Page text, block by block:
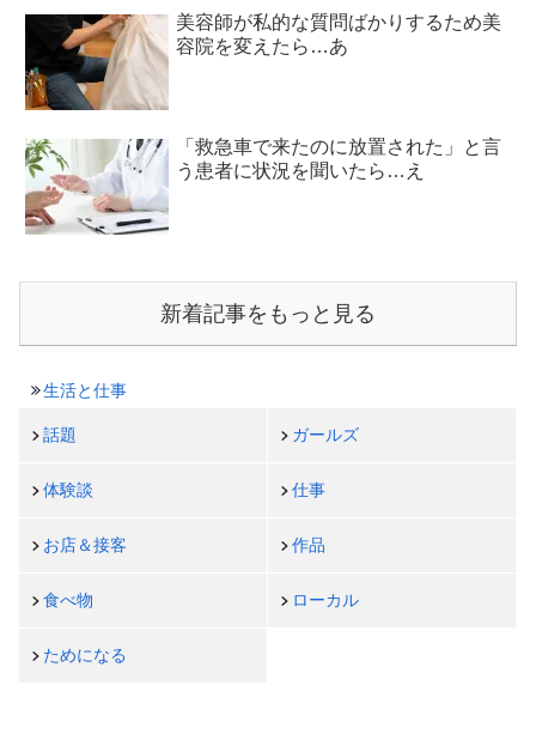
美容師が私的な質問ばかりするため美
容院を変えたら…あ
「救急車で来たのに放置された」と言
う患者に状況を聞いたら…え
新着記事をもっと見る
生活と仕事
話題 ガールズ
体験談 仕事
お店＆接客 作品
食べ物 ローカル
ためになる